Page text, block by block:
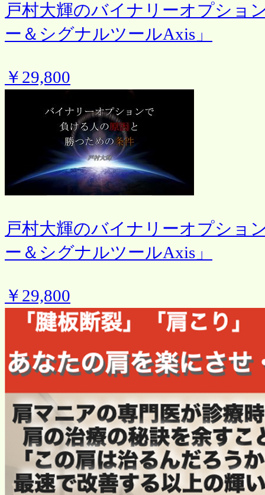
戸村大輝のバイナリーオプショ
ー＆シグナルツールAxis」
￥29,800
戸村大輝のバイナリーオプショ
ー＆シグナルツールAxis」
￥29,800